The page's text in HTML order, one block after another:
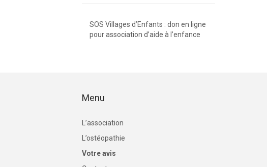
SOS Villages d’Enfants : don en ligne
pour association d’aide à l’enfance
Menu
L’association
L’ostéopathie
Votre avis